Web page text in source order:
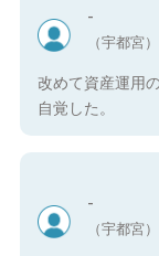
-
（宇都宮）
改めて資産運用
自覚した。
-
（宇都宮）